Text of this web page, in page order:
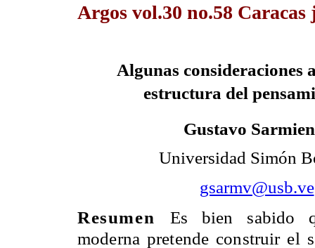
Argos vol.30 no.58 Caracas
Algunas consideraciones
estructura del
Gustavo
Universidad Simón
gsarmv@usb.ve
Resumen Es bien sabido
moderna pretende construir el